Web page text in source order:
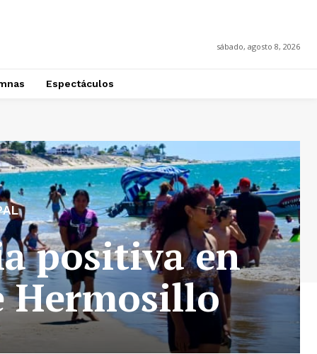
sábado, agosto 8, 2026
Espectáculos
positiva en
Hermosillo